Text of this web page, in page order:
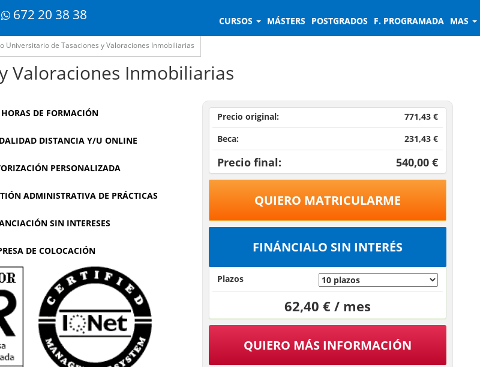
672 20 38 38 CURSOS MÁSTERS POSTGRADOS F. PROGRAMADA MAS
Universitario de Tasaciones y Valoraciones Inmobiliarias
Valoraciones Inmobiliarias
Precio original:
771,43 €
Beca:
231,43 €
Precio final: 540,00 €
QUIERO MATRICULARME
FINÁNCIALO SIN INTERÉS
Plazos
62,40 € / mes
QUIERO MÁS INFORMACIÓN
DE FORMACIÓN
DISTANCIA Y/U ONLINE
PERSONALIZADA
ADMINISTRATIVA DE PRÁCTICAS
SIN INTERESES
DE COLOCACIÓN